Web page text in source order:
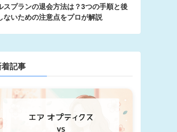
スプランの退会方法は？3つの手順と後
ないための注意点をプロが解説
記事